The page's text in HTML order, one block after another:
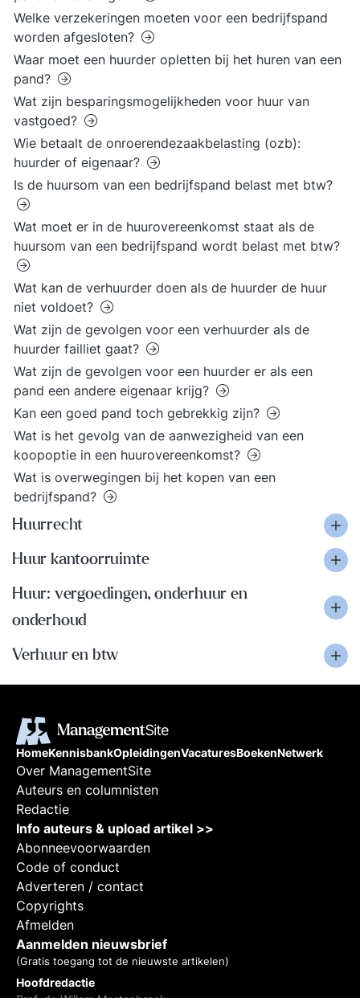
Welke verzekeringen moeten voor een bedrijfspand
worden afgesloten?
Waar moet een huurder opletten bij het huren van een
pand?
Wat zijn besparingsmogelijkheden voor huur van
vastgoed?
Wie betaalt de onroerendezaakbelasting (ozb):
huurder of eigenaar?
Is de huursom van een bedrijfspand belast met btw?
Wat moet er in de huurovereenkomst staat als de
huursom van een bedrijfspand wordt belast met btw?
Wat kan de verhuurder doen als de huurder de huur
niet voldoet?
Wat zijn de gevolgen voor een verhuurder als de
huurder failliet gaat?
Wat zijn de gevolgen voor een huurder er als een
pand een andere eigenaar krijg?
Kan een goed pand toch gebrekkig zijn?
Wat is het gevolg van de aanwezigheid van een
koopoptie in een huurovereenkomst?
Wat is overwegingen bij het kopen van een
bedrijfspand?
Huurrecht
Huur kantoorruimte
Huur: vergoedingen, onderhuur en
onderhoud
Verhuur en btw
HomeKennisbankOpleidingenVacaturesBoekenNetwerk
Over ManagementSite
Auteurs en columnisten
Redactie
Info auteurs & upload artikel >>
Abonneevoorwaarden
Code of conduct
Adverteren / contact
Copyrights
Afmelden
Aanmelden nieuwsbrief
(Gratis toegang tot de nieuwste artikelen)
Hoofdredactie